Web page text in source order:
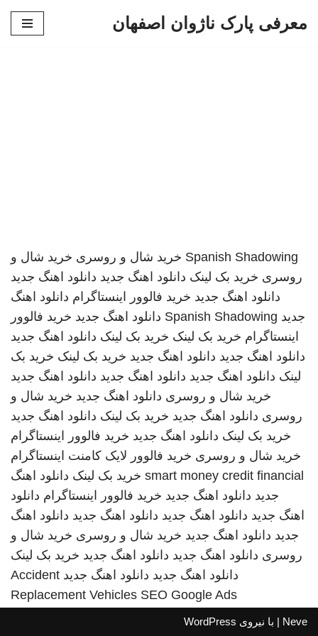
معرفی پارک ناژوان اصفهان
Spanish Shadowing خرید شال و روسری خرید شال و
روسری خرید بک لینک دانلود اهنگ جدید دانلود اهنگ جدید
دانلود اهنگ جدید خرید فالوور اینستاگرام دانلود اهنگ
جدید Spanish Shadowing دانلود اهنگ جدید خرید فالوور
اینستاگرام خرید بک لینک خرید بک لینک دانلود اهنگ جدید
دانلود اهنگ جدید دانلود اهنگ جدید خرید بک لینک خرید بک
لینک دانلود اهنگ جدید دانلود اهنگ جدید دانلود اهنگ جدید
خرید شال و روسری دانلود اهنگ جدید خرید شال و
روسری دانلود اهنگ جدید خرید بک لینک دانلود اهنگ جدید
خرید بک لینک دانلود اهنگ جدید خرید فالوور اینستاگرام
خرید شال و روسری خرید فالوور لایک کامنت اینستاگرام
smart money credit financial خرید بک لینک دانلود اهنگ
جدید دانلود اهنگ جدید خرید فالوور اینستاگرام دانلود
اهنگ جدید دانلود اهنگ جدید دانلود اهنگ جدید دانلود اهنگ
جدید دانلود اهنگ جدید خرید شال و روسری خرید شال و
روسری دانلود اهنگ جدید دانلود اهنگ جدید خرید بک لینک
دانلود اهنگ جدید دانلود اهنگ جدید Accident
Replacement Vehicles SEO Google Ads
Neve | با نیروی WordPress